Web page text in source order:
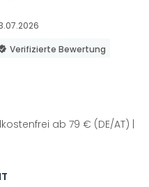
Verifizierte Bewertung
ab 79 € (DE/AT) |